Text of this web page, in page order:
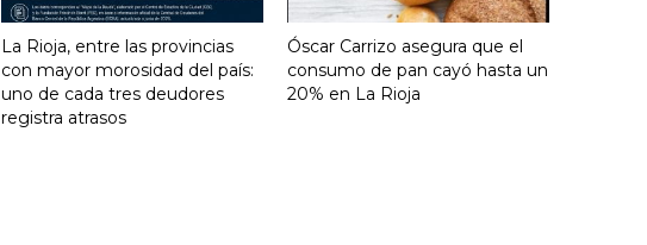
La Rioja, entre las provincias
con mayor morosidad del país:
uno de cada tres deudores
registra atrasos
Óscar Carrizo asegura que el
consumo de pan cayó hasta un
20% en La Rioja